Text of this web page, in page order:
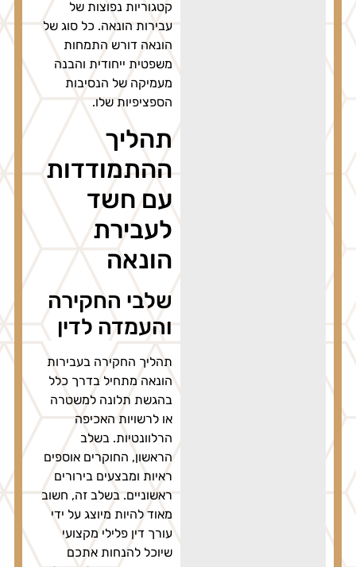
קטגוריות נפוצות של
עבירות הונאה. כל סוג של
הונאה דורש התמחות
משפטית ייחודית והבנה
מעמיקה של הנסיבות
הספציפיות שלו.
תהליך
ההתמודדות
עם חשד
לעבירת
הונאה
שלבי החקירה
והעמדה לדין
תהליך החקירה בעבירות
הונאה מתחיל בדרך כלל
בהגשת תלונה למשטרה
או לרשויות האכיפה
הרלוונטיות. בשלב
הראשון, החוקרים אוספים
ראיות ומבצעים בירורים
ראשוניים. בשלב זה, חשוב
מאוד להיות מיוצג על ידי
עורך דין פלילי מקצועי
שיוכל להנחות אתכם